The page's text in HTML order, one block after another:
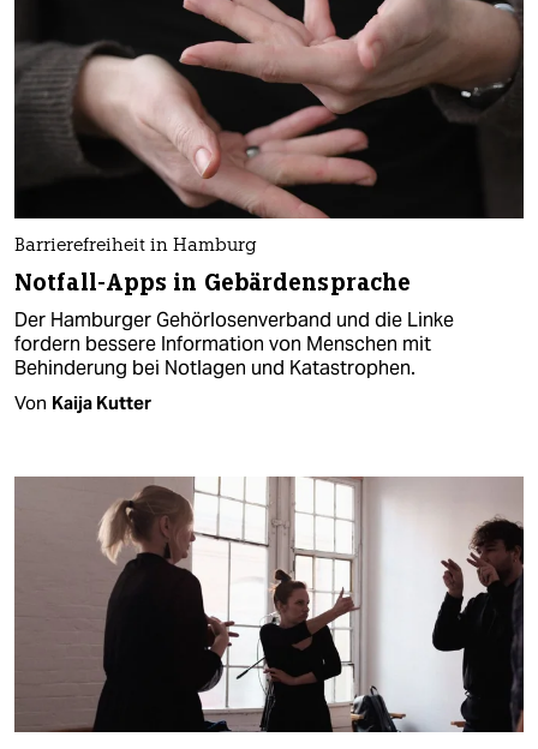
Barrierefreiheit in Hamburg
Notfall-Apps in Gebärdensprache
Der Hamburger Gehörlosenverband und die Linke
fordern bessere Information von Menschen mit
Behinderung bei Notlagen und Katastrophen.
Von Kaija Kutter